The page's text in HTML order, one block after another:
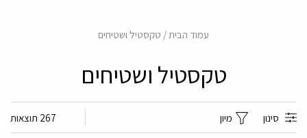
עמוד הבית/ טקסטיל ושטיחים
טקסטיל ושטיחים
סינון מיון 267 תוצאות